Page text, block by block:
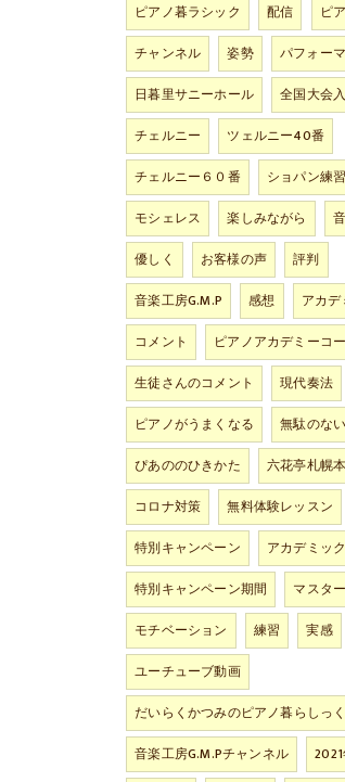
ピアノ暮ラシック
配信
ピ
チャンネル
姿勢
パフォー
日暮里サニーホール
全国大会
チェルニー
ツェルニー40番
チェルニー６０番
ショパン練
モシェレス
楽しみながら
優しく
お客様の声
評判
音楽工房G.M.P
感想
アカ
コメント
ピアノアカデミーコ
生徒さんのコメント
現代奏法
ピアノがうまくなる
無駄のな
ぴあののひきかた
六花亭札幌
コロナ対策
無料体験レッスン
特別キャンペーン
アカデミッ
特別キャンペーン期間
マスタ
モチベーション
練習
実感
ユーチューブ動画
だいらくかつみのピアノ暮らしっく
音楽工房G.M.Pチャンネル